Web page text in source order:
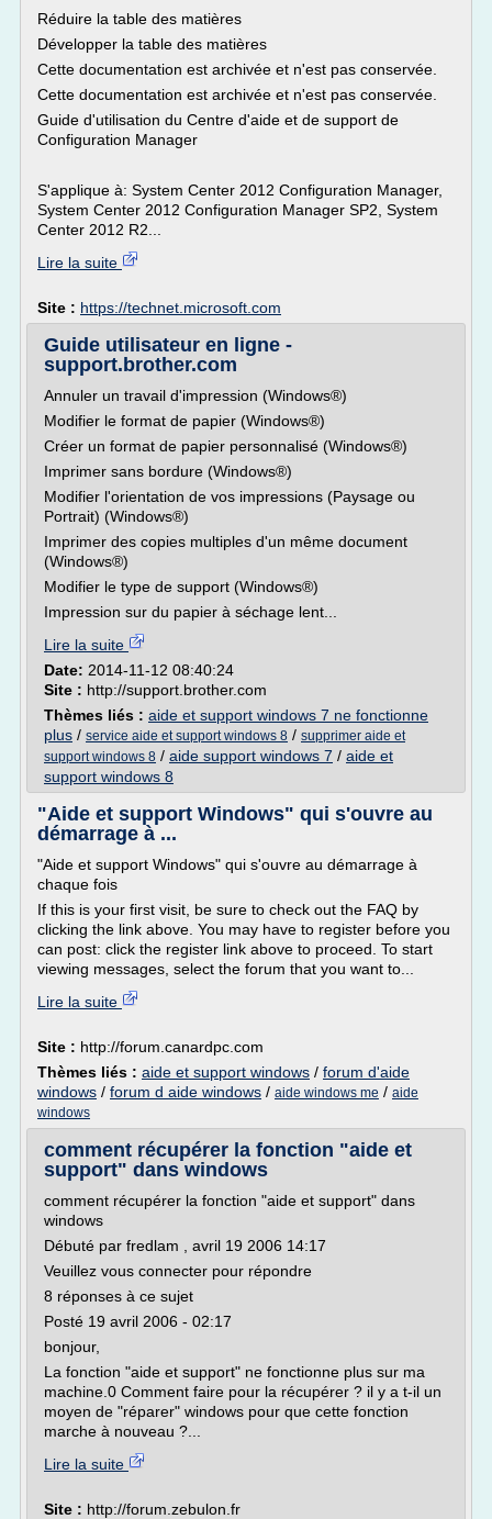
Réduire la table des matières
Développer la table des matières
Cette documentation est archivée et n'est pas conservée.
Cette documentation est archivée et n'est pas conservée.
Guide d'utilisation du Centre d'aide et de support de
Configuration Manager
S'applique à: System Center 2012 Configuration Manager,
System Center 2012 Configuration Manager SP2, System
Center 2012 R2...
Lire la suite
Site : https://technet.microsoft.com
Guide utilisateur en ligne -
support.brother.com
Annuler un travail d'impression (Windows®)
Modifier le format de papier (Windows®)
Créer un format de papier personnalisé (Windows®)
Imprimer sans bordure (Windows®)
Modifier l'orientation de vos impressions (Paysage ou
Portrait) (Windows®)
Imprimer des copies multiples d'un même document
(Windows®)
Modifier le type de support (Windows®)
Impression sur du papier à séchage lent...
Lire la suite
Date: 2014-11-12 08:40:24
Site : http://support.brother.com
Thèmes liés : aide et support windows 7 ne fonctionne
plus / service aide et support windows 8 / supprimer aide et
support windows 8 / aide support windows 7 / aide et
support windows 8
"Aide et support Windows" qui s'ouvre au
démarrage à ...
"Aide et support Windows" qui s'ouvre au démarrage à
chaque fois
If this is your first visit, be sure to check out the FAQ by
clicking the link above. You may have to register before you
can post: click the register link above to proceed. To start
viewing messages, select the forum that you want to...
Lire la suite
Site : http://forum.canardpc.com
Thèmes liés : aide et support windows / forum d'aide
windows / forum d aide windows / aide windows me / aide
windows
comment récupérer la fonction "aide et
support" dans windows
comment récupérer la fonction "aide et support" dans
windows
Débuté par fredlam , avril 19 2006 14:17
Veuillez vous connecter pour répondre
8 réponses à ce sujet
Posté 19 avril 2006 - 02:17
bonjour,
La fonction "aide et support" ne fonctionne plus sur ma
machine.0 Comment faire pour la récupérer ? il y a t-il un
moyen de "réparer" windows pour que cette fonction
marche à nouveau ?...
Lire la suite
Site : http://forum.zebulon.fr